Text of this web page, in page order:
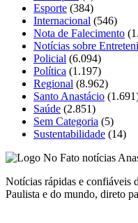
Esporte (384)
Internacional (546)
Nota de Falecimento
Notícias sobre
Policial (6.094)
Política (1.197)
Regional (8.962)
Santo Anastácio
Saúde (2.851)
Sem Categoria (5)
Sustentabilidade (14)
Notícias rápidas e confiáveis
Paulista e do mundo, direto